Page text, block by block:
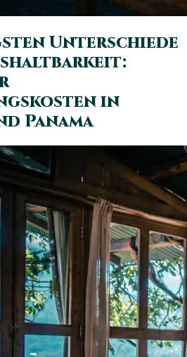
Unterschiede
in
Panama